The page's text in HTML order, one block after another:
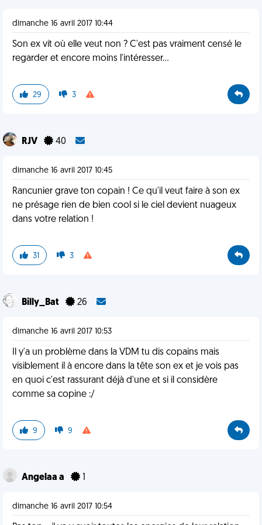
dimanche 16 avril 2017 10:44
Son ex vit où elle veut non ? C'est pas vraiment censé le
regarder et encore moins l'intéresser...
29 3
RJV 40
dimanche 16 avril 2017 10:45
Rancunier grave ton copain ! Ce qu'il veut faire à son ex
ne présage rien de bien cool si le ciel devient nuageux
dans votre relation !
31 3
Billy_Bat 26
dimanche 16 avril 2017 10:53
Il y'a un problème dans la VDM tu dis copains mais
visiblement il à encore dans la tête son ex et je vois pas
en quoi c'est rassurant déjà d'une et si il considère
comme sa copine :/
9 9
Angelaa a
dimanche 16 avril 2017 10:54